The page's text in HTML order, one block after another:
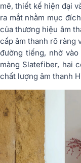
mẽ, thiết kế hiện đại
ra mắt nhằm mục
của thương hiệu âm
cấp âm thanh rõ ràng
đường tiếng, nhờ
màng Slatefiber, hai
chất lượng âm thanh